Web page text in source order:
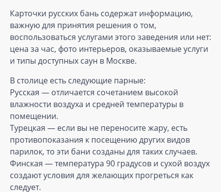
Карточки русских бань содержат информацию,
важную для принятия решения о том,
воспользоваться услугами этого заведения или нет:
цена за час, фото интерьеров, оказываемые услуги
и типы доступных саун в Москве.
В столице есть следующие парные:
Русская — отличается сочетанием высокой
влажности воздуха и средней температуры в
помещении.
Турецкая — если вы не переносите жару, есть
противопоказания к посещению других видов
парилок, то эти бани созданы для таких случаев.
Финская — температура 90 градусов и сухой воздух
создают условия для желающих прогреться как
следует.